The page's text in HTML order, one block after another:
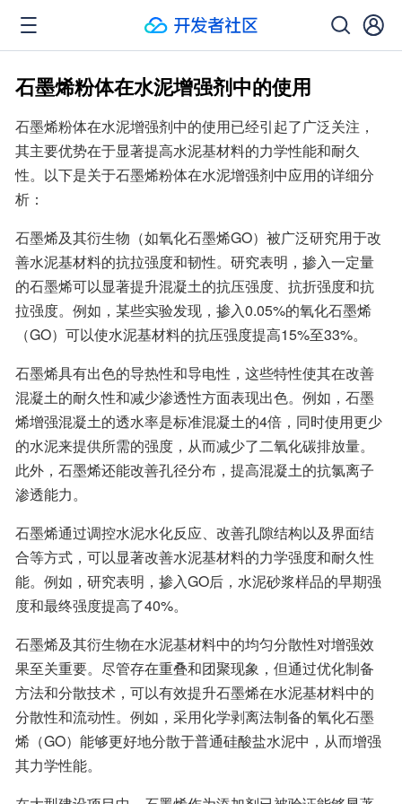
石墨烯粉体在水泥增强剂中的使用
石墨烯粉体在水泥增强剂中的使用已经引起了广泛关注，
其主要优势在于显著提高水泥基材料的力学性能和耐久
性。以下是关于石墨烯粉体在水泥增强剂中应用的详细分
析：
石墨烯及其衍生物（如氧化石墨烯GO）被广泛研究用于改
善水泥基材料的抗拉强度和韧性。研究表明，掺入一定量
的石墨烯可以显著提升混凝土的抗压强度、抗折强度和抗
拉强度。例如，某些实验发现，掺入0.05%的氧化石墨烯
（GO）可以使水泥基材料的抗压强度提高15%至33%。
石墨烯具有出色的导热性和导电性，这些特性使其在改善
混凝土的耐久性和减少渗透性方面表现出色。例如，石墨
烯增强混凝土的透水率是标准混凝土的4倍，同时使用更少
的水泥来提供所需的强度，从而减少了二氧化碳排放量。
此外，石墨烯还能改善孔径分布，提高混凝土的抗氯离子
渗透能力。
石墨烯通过调控水泥水化反应、改善孔隙结构以及界面结
合等方式，可以显著改善水泥基材料的力学强度和耐久性
能。例如，研究表明，掺入GO后，水泥砂浆样品的早期强
度和最终强度提高了40%。
石墨烯及其衍生物在水泥基材料中的均匀分散性对增强效
果至关重要。尽管存在重叠和团聚现象，但通过优化制备
方法和分散技术，可以有效提升石墨烯在水泥基材料中的
分散性和流动性。例如，采用化学剥离法制备的氧化石墨
烯（GO）能够更好地分散于普通硅酸盐水泥中，从而增强
其力学性能。